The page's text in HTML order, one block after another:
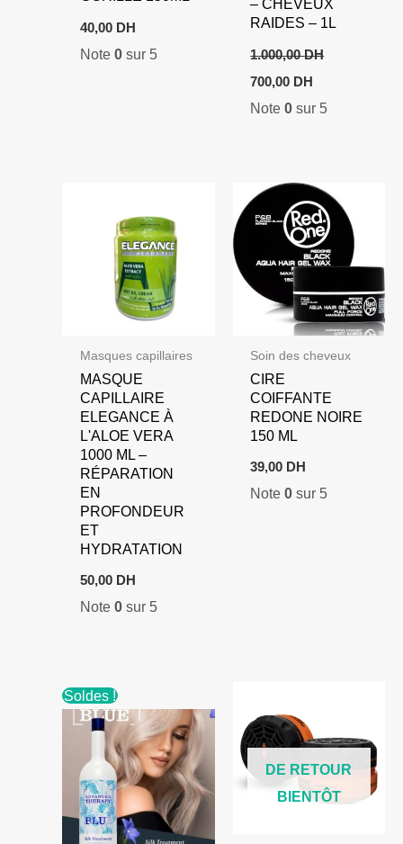
40,00 DH
Note 0sur 5
– CHEVEUX
RAIDES – 1L
1.000,00DH
Le
prix
initial
700,00 DH
actuel
Note0 sur 5
Masques capillaires
MASQUE
CAPILLAIRE
ELEGANCE À
L'ALOE VERA
1000 ML –
RÉPARATION
EN
PROFONDEUR
ET
HYDRATATION
50,00 DH
Note 0sur 5
Soin des cheveux
CIRE
COIFFANTE
REDONE NOIRE
150 ML
39,00 DH
Note0 sur 5
Soldes !
DE RETOUR
BIENTÔT